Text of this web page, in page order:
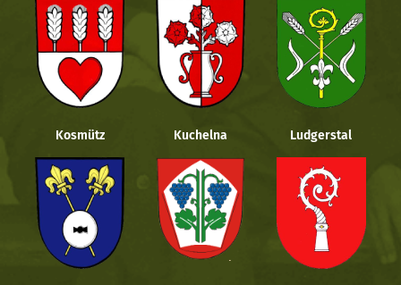
Kosmütz Kuchelna Ludgerstal